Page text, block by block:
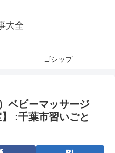
大全
ゴシップ
ベビーマッサージ
:千葉市習いごと